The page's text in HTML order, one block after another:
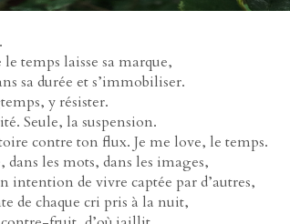
le temps laisse sa marque,
sa durée et s’immobiliser.
y résister.
Seule, la suspension.
contre ton flux. Je me love, le temps.
dans les mots, dans les images,
intention de vivre captée par d’autres,
de chaque cri pris à la nuit,